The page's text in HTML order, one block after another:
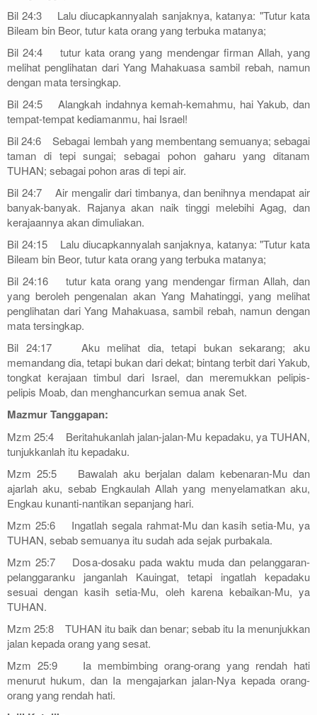
Bil 24:3 Lalu diucapkannyalah sanjaknya, katanya: "Tutur kata
Bileam bin Beor, tutur kata orang yang terbuka matanya;
Bil 24:4 tutur kata orang yang mendengar firman Allah, yang
melihat penglihatan dari Yang Mahakuasa sambil rebah, namun
dengan mata tersingkap.
Bil 24:5 Alangkah indahnya kemah-kemahmu, hai Yakub, dan
tempat-tempat kediamanmu, hai Israel!
Bil 24:6 Sebagai lembah yang membentang semuanya; sebagai
taman di tepi sungai; sebagai pohon gaharu yang ditanam
TUHAN; sebagai pohon aras di tepi air.
Bil 24:7 Air mengalir dari timbanya, dan benihnya mendapat air
banyak-banyak. Rajanya akan naik tinggi melebihi Agag, dan
kerajaannya akan dimuliakan.
Bil 24:15 Lalu diucapkannyalah sanjaknya, katanya: "Tutur kata
Bileam bin Beor, tutur kata orang yang terbuka matanya;
Bil 24:16 tutur kata orang yang mendengar firman Allah, dan
yang beroleh pengenalan akan Yang Mahatinggi, yang melihat
penglihatan dari Yang Mahakuasa, sambil rebah, namun dengan
mata tersingkap.
Bil 24:17 Aku melihat dia, tetapi bukan sekarang; aku
memandang dia, tetapi bukan dari dekat; bintang terbit dari Yakub,
tongkat kerajaan timbul dari Israel, dan meremukkan pelipis-
pelipis Moab, dan menghancurkan semua anak Set.
Mazmur Tanggapan:
Mzm 25:4 Beritahukanlah jalan-jalan-Mu kepadaku, ya TUHAN,
tunjukkanlah itu kepadaku.
Mzm 25:5 Bawalah aku berjalan dalam kebenaran-Mu dan
ajarlah aku, sebab Engkaulah Allah yang menyelamatkan aku,
Engkau kunanti-nantikan sepanjang hari.
Mzm 25:6 Ingatlah segala rahmat-Mu dan kasih setia-Mu, ya
TUHAN, sebab semuanya itu sudah ada sejak purbakala.
Mzm 25:7 Dosa-dosaku pada waktu muda dan pelanggaran-
pelanggaranku janganlah Kauingat, tetapi ingatlah kepadaku
sesuai dengan kasih setia-Mu, oleh karena kebaikan-Mu, ya
TUHAN.
Mzm 25:8 TUHAN itu baik dan benar; sebab itu Ia menunjukkan
jalan kepada orang yang sesat.
Mzm 25:9 Ia membimbing orang-orang yang rendah hati
menurut hukum, dan Ia mengajarkan jalan-Nya kepada orang-
orang yang rendah hati.